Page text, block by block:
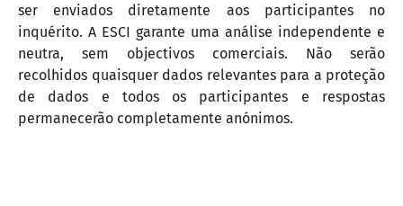
ser enviados diretamente aos participantes no
inquérito. A ESCI garante uma análise independente e
neutra, sem objectivos comerciais. Não serão
recolhidos quaisquer dados relevantes para a proteção
de dados e todos os participantes e respostas
permanecerão completamente anónimos.